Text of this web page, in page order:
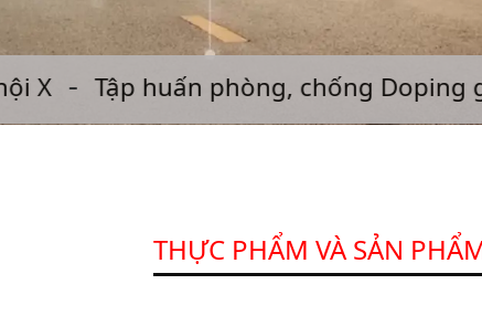
Tập huấn phòng, chống Doping giữa
THỰC PHẨM VÀ SẢN